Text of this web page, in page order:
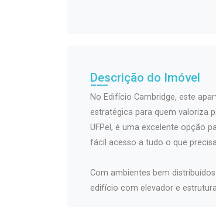
Descrição do Imóvel
No Edifício Cambridge, este
estratégica para quem valoriza
UFPel, é uma excelente opção
fácil acesso a tudo o que
Com ambientes bem
edifício com elevador e